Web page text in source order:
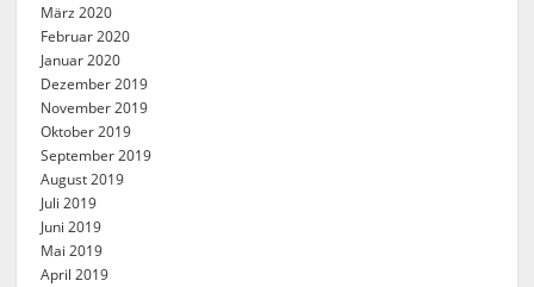
März 2020
Februar 2020
Januar 2020
Dezember 2019
November 2019
Oktober 2019
September 2019
August 2019
Juli 2019
Juni 2019
Mai 2019
April 2019